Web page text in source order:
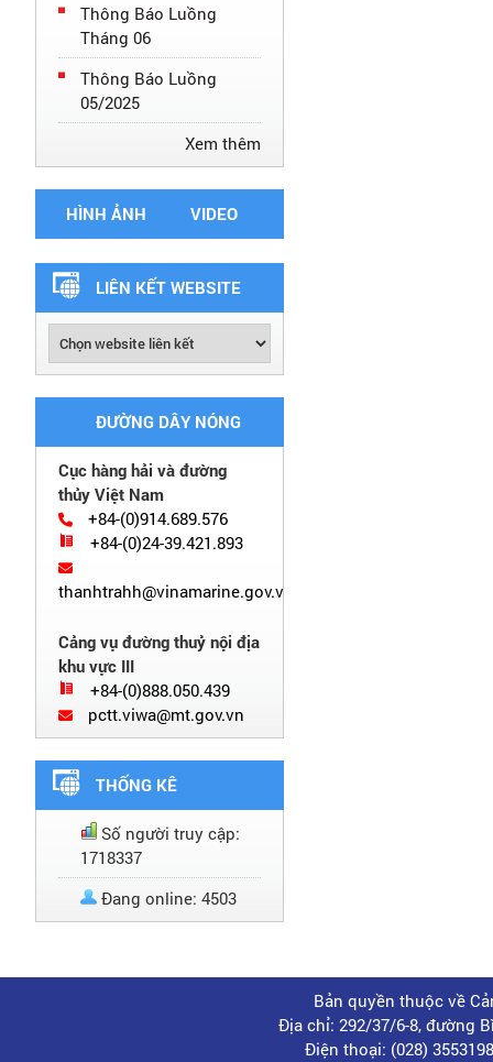
Thông Báo Luồng
Tháng 06
Thông Báo Luồng
05/2025
Xem thêm
HÌNH ẢNH VIDEO
LIÊN KẾT WEBSITE
ĐƯỜNG DÂY NÓNG
Cục hàng hải và đường
thủy Việt Nam
+84-(0)914.689.576
+84-(0)24-39.421.893
thanhtrahh@vinamarine.gov.vn
Cảng vụ đường thuỷ nội địa
khu vực III
+84-(0)888.050.439
pctt.viwa@mt.gov.vn
THỐNG KÊ
Số người truy cập:
1718337
Đang online: 4503
Bản quyền thuộc về
Địa chỉ: 292/37/6-8, đường
Điện thoại: (028)